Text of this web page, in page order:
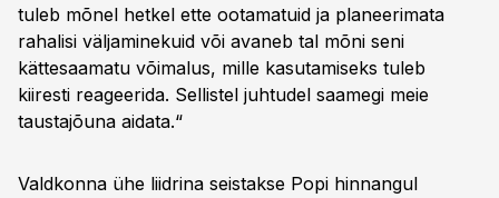
tuleb mõnel hetkel ette ootamatuid ja planeerimata
rahalisi väljaminekuid või avaneb tal mõni seni
kättesaamatu võimalus, mille kasutamiseks tuleb
kiiresti reageerida. Sellistel juhtudel saamegi meie
taustajõuna aidata.“
Valdkonna ühe liidrina seistakse Popi hinnangul